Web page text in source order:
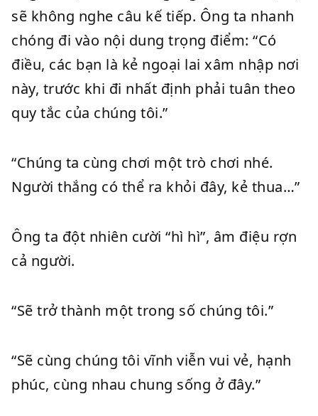
sẽ không nghe câu kế tiếp. Ông ta nhanh
chóng đi vào nội dung trọng điểm: “Có
điều, các bạn là kẻ ngoại lai xâm nhập nơi
này, trước khi đi nhất định phải tuân theo
quy tắc của chúng tôi.”
“Chúng ta cùng chơi một trò chơi nhé.
Người thắng có thể ra khỏi đây, kẻ thua…”
Ông ta đột nhiên cười “hì hì”, âm điệu rợn
cả người.
“Sẽ trở thành một trong số chúng tôi.”
“Sẽ cùng chúng tôi vĩnh viễn vui vẻ, hạnh
phúc, cùng nhau chung sống ở đây.”